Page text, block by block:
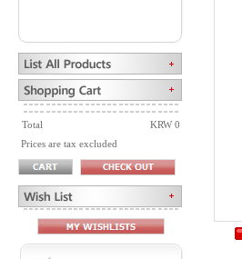
Total
KRW 0
Prices are tax excluded